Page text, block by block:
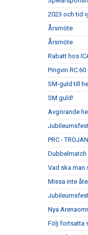
2023 och tid
Årsmöte
Årsmöte
Rabatt hos
Pingvin RC 60
SM-guld till
SM guld!
Avgörande
PRC - TROJAN
Dubbelmatch
Vad ska man
Missa inte
Nya
Följ fortsatta